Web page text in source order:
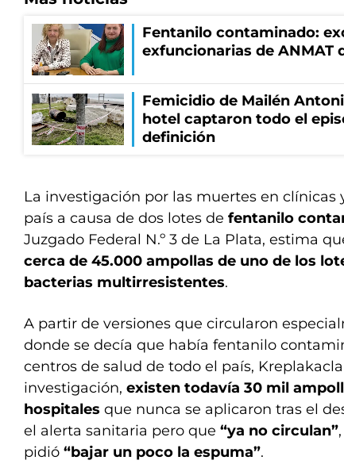
Fentanilo contaminado:
exfuncionarias de ANMAT
Femicidio de Mailén
hotel captaron todo el
definición
La investigación por las muertes en clínicas
país a causa de dos lotes de fentanilo
Juzgado Federal N.º 3 de La Plata, estima
cerca de 45.000 ampollas de uno de los
bacterias multirresistentes.
A partir de versiones que circularon
donde se decía que había fentanilo
centros de salud de todo el país,
investigación, existen todavía 30 mil
hospitales que nunca se aplicaron tras el
el alerta sanitaria pero que “ya no circulan”
pidió “bajar un poco la espuma”.